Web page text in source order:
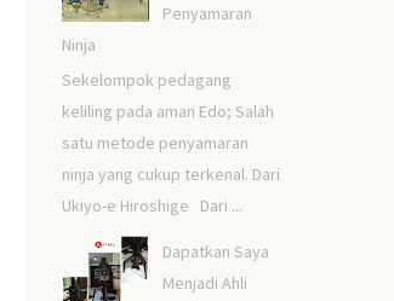
Penyamaran
Ninja
Sekelompok pedagang
keliling pada aman Edo; Salah
satu metode penyamaran
ninja yang cukup terkenal. Dari
Ukiyo-e Hiroshige Dari ...
Dapatkan Saya
Menjadi Ahli